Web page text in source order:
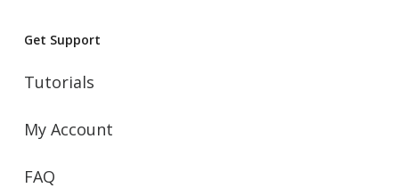
Get Support
Tutorials
My Account
FAQ